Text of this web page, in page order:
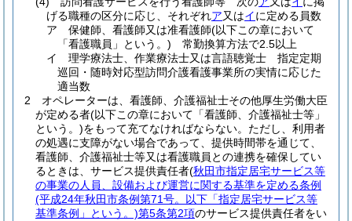
げる職種の区分に応じ、それぞれア又はイに定める員数
ア
保健師、看護師又は准看護師(以下この章において
「看護職員」という。) 常勤換算方法で2.5以上
イ
理学療法士、作業療法士又は言語聴覚士 指定定期
巡回・随時対応型訪問介護看護事業所の実情に応じた
適当数
2
オペレーターは、看護師、介護福祉士その他厚生労働大臣
が定める者(以下この章において「看護師、介護福祉士等」
という。)をもって充てなければならない。 ただし、利用者
の処遇に支障がない場合であって、提供時間帯を通じて、
看護師、介護福祉士等又は看護職員との連携を確保してい
るときは、サービス提供責任者(秋田市指定居宅サービス等
の事業の人員、設備および運営に関する基準を定める条例
(平成24年秋田市条例第71号。以下「指定居宅サービス等
基準条例」という。)第5条第2項のサービス提供責任者をい